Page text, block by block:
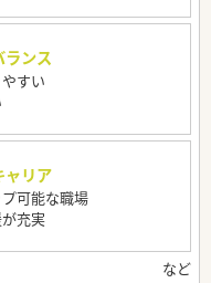
ランス
すい
ャリア
可能な職場
充実